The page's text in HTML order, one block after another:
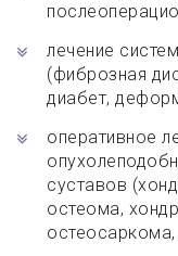
лечение
(фиброзная
диабет,
оперативное
суставов
остеома,